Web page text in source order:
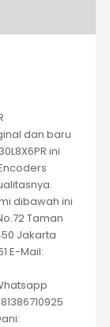
dan baru
ini
dibawah ini
Taman
Jakarta
E-Mail: